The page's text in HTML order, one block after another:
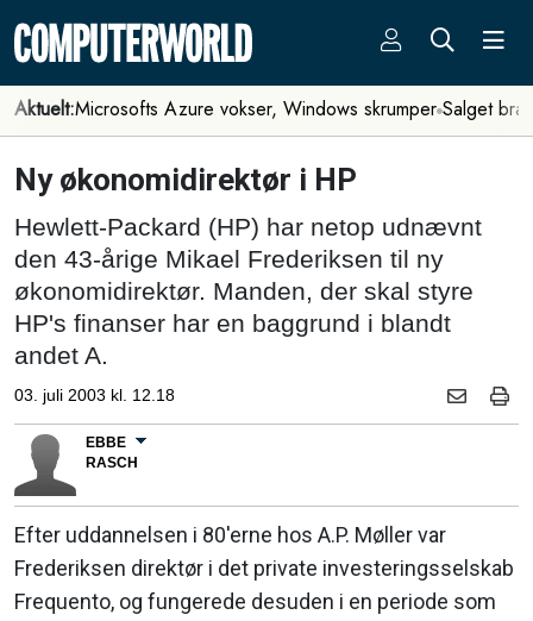
Aktuelt:Microsofts Azure vokser, Windows skrumper Salget
Ny økonomidirektør i HP
Hewlett-Packard (HP) har netop udnævnt
den 43-årige Mikael Frederiksen til ny
økonomidirektør. Manden, der skal styre
HP's finanser har en baggrund i blandt
andet A.
03. juli 2003 kl. 12.18
EBBE
RASCH
Efter uddannelsen i 80'erne hos A.P. Møller var
Frederiksen direktør i det private investeringsselskab
Frequento, og fungerede desuden i en periode som